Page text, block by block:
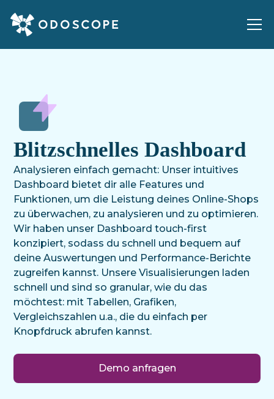
Blitzschnelles Dashboard
Analysieren einfach gemacht: Unser intuitives
Dashboard bietet dir alle Features und
Funktionen, um die Leistung deines Online-Shops
zu überwachen, zu analysieren und zu optimieren.
Wir haben unser Dashboard touch-first
konzipiert, sodass du schnell und bequem auf
deine Auswertungen und Performance-Berichte
zugreifen kannst. Unsere Visualisierungen laden
schnell und sind so granular, wie du das
möchtest: mit Tabellen, Grafiken,
Vergleichszahlen u.a., die du einfach per
Knopfdruck abrufen kannst.
Demo anfragen